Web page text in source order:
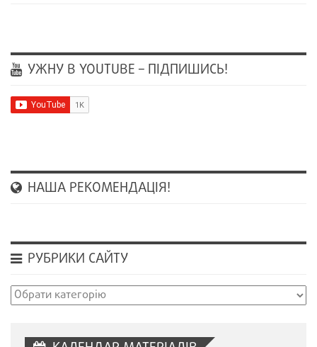
УЖНУ В YOUTUBE – ПІДПИШИСЬ!
НАША РЕКОМЕНДАЦІЯ!
РУБРИКИ САЙТУ
Рубрики